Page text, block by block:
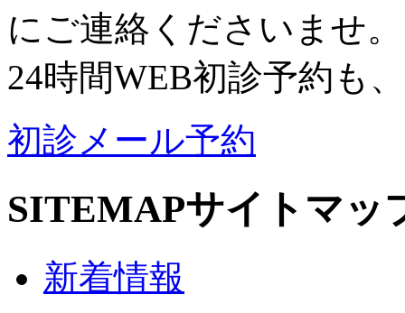
にご連絡くださいませ。
24時間WEB初診予約も
初診メール予約
SITEMAPサイトマッ
新着情報